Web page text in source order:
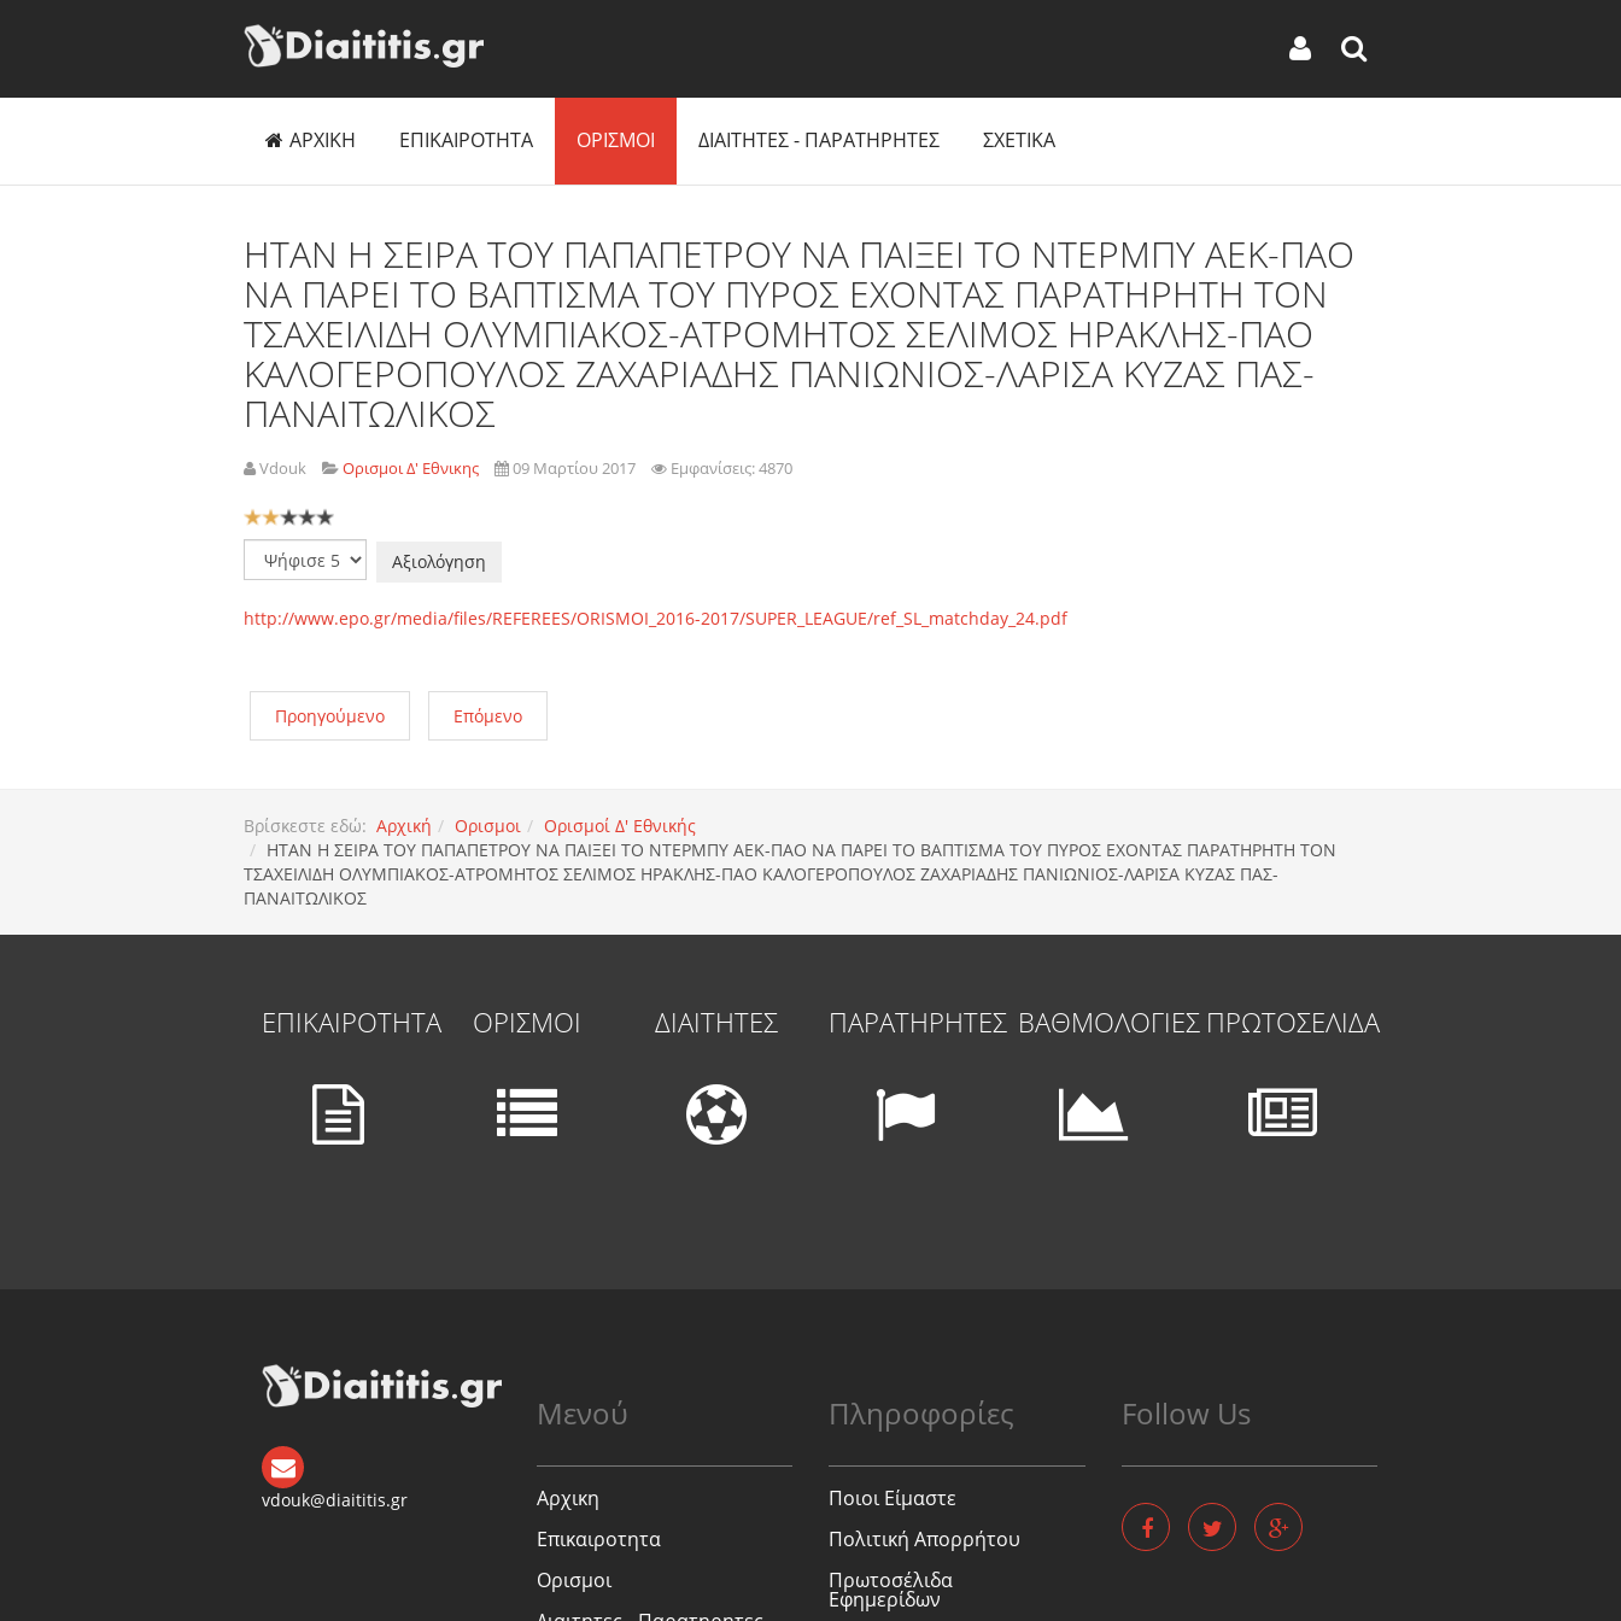
ΑΡΧΙΚΗ ΕΠΙΚΑΙΡΟΤΗΤΑ ΟΡΙΣΜΟΙ ΔΙΑΙΤΗΤΕΣ - ΠΑΡΑΤΗΡΗΤΕΣ ΣΧΕΤΙΚΑ
ΗΤΑΝ Η ΣΕΙΡΑ ΤΟΥ ΠΑΠΑΠΕΤΡΟΥ ΝΑ ΠΑΙΞΕΙ ΤΟ ΝΤΕΡΜΠΥ ΑΕΚ-ΠΑΟ
ΝΑ ΠΑΡΕΙ ΤΟ ΒΑΠΤΙΣΜΑ ΤΟΥ ΠΥΡΟΣ ΕΧΟΝΤΑΣ ΠΑΡΑΤΗΡΗΤΗ ΤΟΝ
ΤΣΑΧΕΙΛΙΔΗ ΟΛΥΜΠΙΑΚΟΣ-ΑΤΡΟΜΗΤΟΣ ΣΕΛΙΜΟΣ ΗΡΑΚΛΗΣ-ΠΑΟ
ΚΑΛΟΓΕΡΟΠΟΥΛΟΣ ΖΑΧΑΡΙΑΔΗΣ ΠΑΝΙΩΝΙΟΣ-ΛΑΡΙΣΑ ΚΥΖΑΣ ΠΑΣ-
ΠΑΝΑΙΤΩΛΙΚΟΣ
Vdouk Ορισμοι Δ' Εθνικης 09 Μαρτίου 2017 Εμφανίσεις: 4870
Αξιολόγηση
Χρήστη:2/5
Παρακαλώ
αξιολογήστε
http://www.epo.gr/media/files/REFEREES/ORISMOI_2016-2017/SUPER_LEAGUE/ref_SL_matchday_24.pdf
Προηγούμενο Επόμενο
Βρίσκεστε εδώ: Αρχική Ορισμοι
Ορισμοί Δ' Εθνικής
ΗΤΑΝ Η ΣΕΙΡΑ ΤΟΥ ΠΑΠΑΠΕΤΡΟΥ ΝΑ ΠΑΙΞΕΙ ΤΟ ΝΤΕΡΜΠΥ ΑΕΚ-ΠΑΟ ΝΑ ΠΑΡΕΙ ΤΟ ΒΑΠΤΙΣΜΑ ΤΟΥ ΠΥΡΟΣ ΕΧΟΝΤΑΣ ΠΑΡΑΤΗΡΗΤΗ ΤΟΝ
ΤΣΑΧΕΙΛΙΔΗ ΟΛΥΜΠΙΑΚΟΣ-ΑΤΡΟΜΗΤΟΣ ΣΕΛΙΜΟΣ ΗΡΑΚΛΗΣ-ΠΑΟ ΚΑΛΟΓΕΡΟΠΟΥΛΟΣ ΖΑΧΑΡΙΑΔΗΣ ΠΑΝΙΩΝΙΟΣ-ΛΑΡΙΣΑ ΚΥΖΑΣ ΠΑΣ-
ΠΑΝΑΙΤΩΛΙΚΟΣ
ΕΠΙΚΑΙΡΟΤΗΤΑ ΟΡΙΣΜΟΙ ΔΙΑΙΤΗΤΕΣ ΠΑΡΑΤΗΡΗΤΕΣ ΒΑΘΜΟΛΟΓΙΕΣ ΠΡΩΤΟΣΕΛΙΔΑ
vdouk@diaititis.gr
Μενού
Αρχικη
Επικαιροτητα
Ορισμοι
Πληροφορίες
Ποιοι Είμαστε
Πολιτική Απορρήτου
Πρωτοσέλιδα
Εφημερίδων
Follow Us